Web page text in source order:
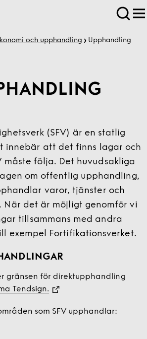
och upphandling Upphandling
(SFV) är en statlig
innebär att det finns lagar och
måste följa. Det huvudsakliga
om offentlig upphandling,
varor, tjänster och
När det är möjligt genomför vi
tillsammans med andra
exempel Fortifikationsverket.
gränsen för direktupphandling
Tendsign.
som SFV upphandlar: